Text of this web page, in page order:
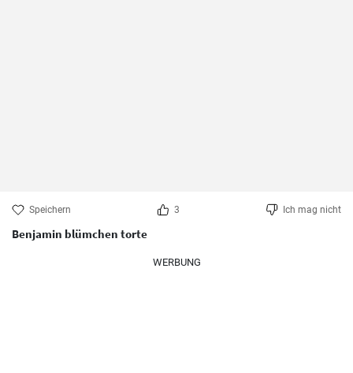
Speichern 3 Ich mag nicht
Benjamin blümchen torte
WERBUNG